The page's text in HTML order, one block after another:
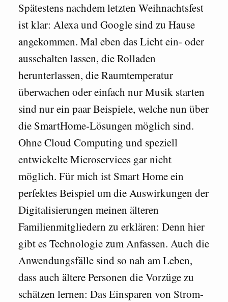
Spätestens nachdem letzten Weihnachtsfest
ist klar: Alexa und Google sind zu Hause
angekommen. Mal eben das Licht ein- oder
ausschalten lassen, die Rolladen
herunterlassen, die Raumtemperatur
überwachen oder einfach nur Musik starten
sind nur ein paar Beispiele, welche nun über
die SmartHome-Lösungen möglich sind.
Ohne Cloud Computing und speziell
entwickelte Microservices gar nicht
möglich. Für mich ist Smart Home ein
perfektes Beispiel um die Auswirkungen der
Digitalisierungen meinen älteren
Familienmitgliedern zu erklären: Denn hier
gibt es Technologie zum Anfassen. Auch die
Anwendungsfälle sind so nah am Leben,
dass auch ältere Personen die Vorzüge zu
schätzen lernen: Das Einsparen von Strom-